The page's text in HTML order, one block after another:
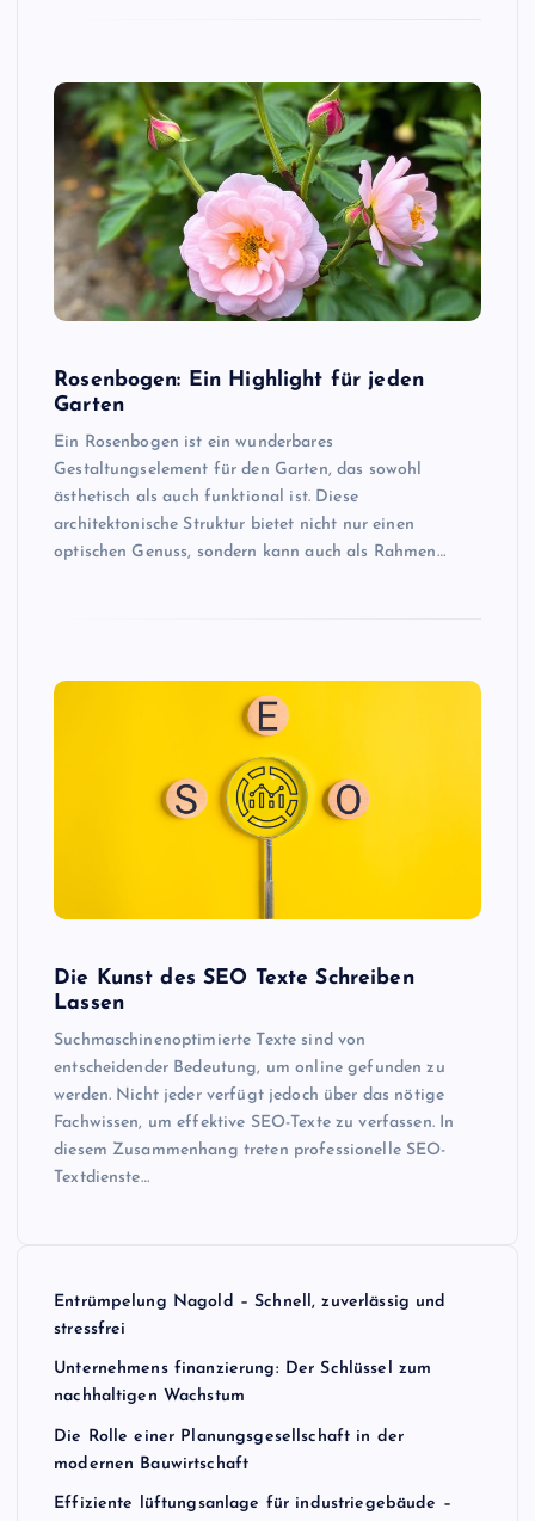
Rosenbogen: Ein Highlight für jeden
Garten
Ein Rosenbogen ist ein wunderbares
Gestaltungselement für den Garten, das sowohl
ästhetisch als auch funktional ist. Diese
architektonische Struktur bietet nicht nur einen
optischen Genuss, sondern kann auch als Rahmen…
Die Kunst des SEO Texte Schreiben
Lassen
Suchmaschinenoptimierte Texte sind von
entscheidender Bedeutung, um online gefunden zu
werden. Nicht jeder verfügt jedoch über das nötige
Fachwissen, um effektive SEO-Texte zu verfassen. In
diesem Zusammenhang treten professionelle SEO-
Textdienste…
Entrümpelung Nagold – Schnell, zuverlässig und
stressfrei
Unternehmens finanzierung: Der Schlüssel zum
nachhaltigen Wachstum
Die Rolle einer Planungsgesellschaft in der
modernen Bauwirtschaft
Effiziente lüftungsanlage für industriegebäude –